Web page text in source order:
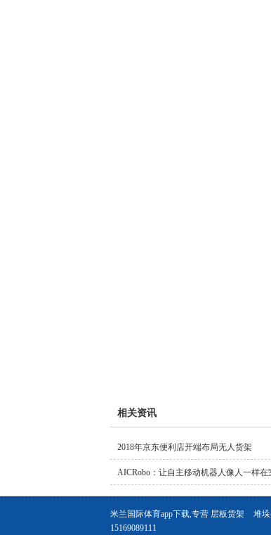
相关资讯
2018年京东便利店开端布局无人货架
AICRobo：让自主移动机器人像人一样在
米兰国际体育app下载,专营 层板货架 堆
15169089111